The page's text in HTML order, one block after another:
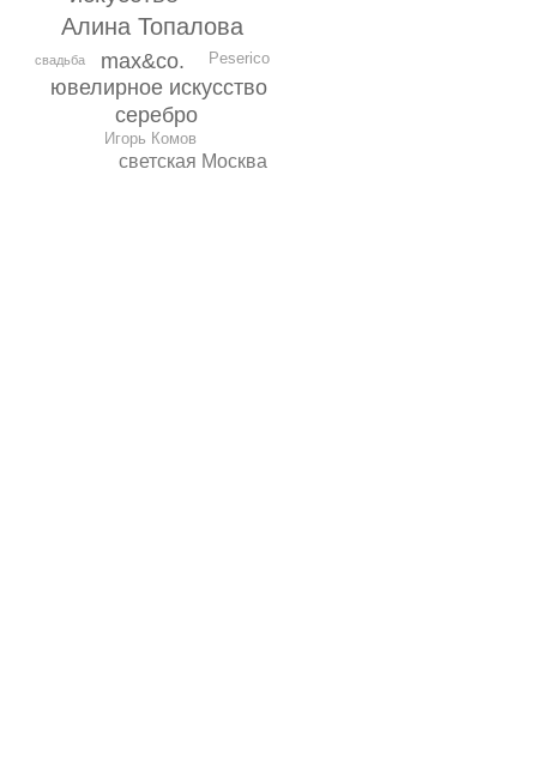
Алина Топалова
max&co.
ювелирное искусство
серебро
светская Москва
Peserico
Игорь Комов
свадьба